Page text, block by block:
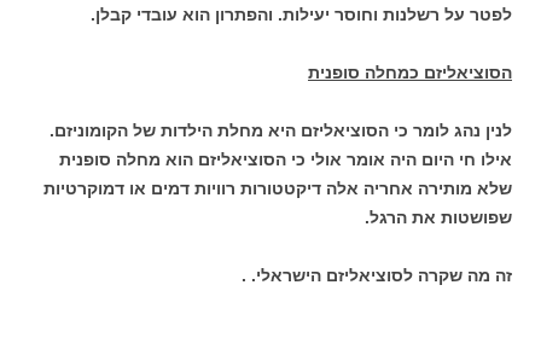
לפטר על רשלנות וחוסר יעילות. והפתרון הוא עובדי קבלן.
הסוציאליזם כמחלה סופנית
לנין נהג לומר כי הסוציאליזם היא מחלת הילדות של הקומוניזם.
אילו חי היום היה אומר אולי כי הסוציאליזם הוא מחלה סופנית
שלא מותירה אחריה אלה דיקטטורות רוויות דמים או דמוקרטיות
שפושטות את הרגל.
זה מה שקרה לסוציאליזם הישראלי. .